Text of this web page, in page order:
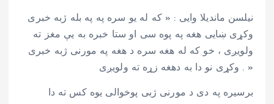
نیلسن ماندیلا وایی : « که له یو سره په په بله ژبه خبری
وکړی ښایی هغه په پوه سی او ستا خبره به یې مغز ته
ولویږی ، خو که له هغه سره د هغه په مورنی ژبه خبری
وکړی نو دا به دهغه زړه ته ولویږی . »
برسیره په دی د مورنی ژبی پوخوالی یوه کس ته دا